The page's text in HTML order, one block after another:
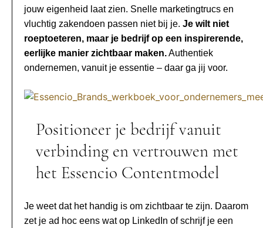
jouw eigenheid laat zien. Snelle marketingtrucs en
vluchtig zakendoen passen niet bij je. Je wilt niet
roeptoeteren, maar je bedrijf op een inspirerende,
eerlijke manier zichtbaar maken.Authentiek
ondernemen, vanuit je essentie – daar ga jij voor.
Positioneer je bedrijf vanuit
verbinding en vertrouwen met
het Essencio Contentmodel
Je weet dat het handig is om zichtbaar te zijn. Daarom
zet je ad hoc eens wat op LinkedIn of schrijf je een